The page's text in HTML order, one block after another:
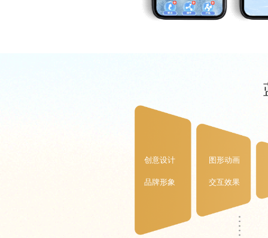
创意设计
品牌形象
图形动画
交互效果